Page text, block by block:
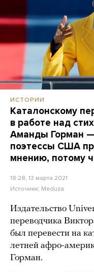
ИСТОРИИ
Каталонскому
в работе над
Аманды Горман
поэтессы США
мнению, потому
18:28, 13 марта 2021
Источник: Meduza
Издательство
переводчика
был перевести на
летней афро-
Горман.